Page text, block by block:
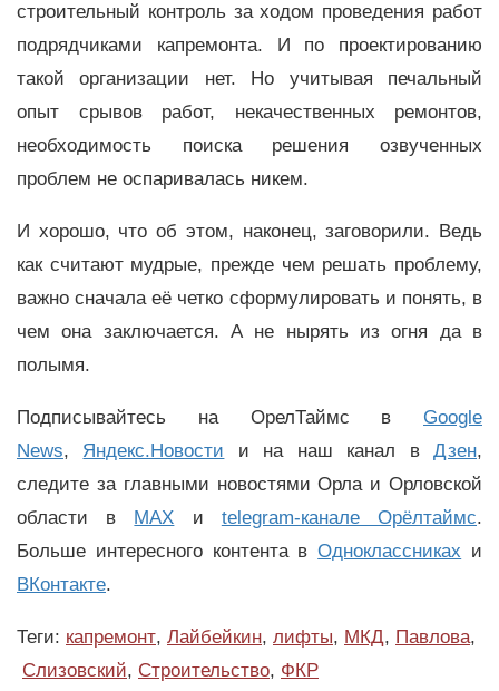
строительный контроль за ходом проведения работ
подрядчиками капремонта. И по проектированию
такой организации нет. Но учитывая печальный
опыт срывов работ, некачественных ремонтов,
необходимость поиска решения озвученных
проблем не оспаривалась никем.
И хорошо, что об этом, наконец, заговорили. Ведь
как считают мудрые, прежде чем решать проблему,
важно сначала её четко сформулировать и понять, в
чем она заключается. А не нырять из огня да в
полымя.
Подписывайтесь на ОрелТаймс в Google
News, Яндекс.Новости и на наш канал вДзен,
следите за главными новостями Орла и Орловской
области в MAX и telegram-канале Орёлтаймс.
Больше интересного контента вОдноклассниках и
ВКонтакте.
Теги: капремонт, Лайбейкин, лифты, МКД, Павлова,
Слизовский, Строительство, ФКР